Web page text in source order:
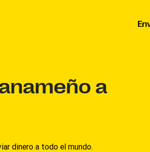
a
dinero a todo el mundo.